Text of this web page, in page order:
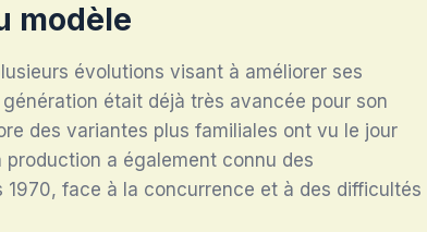
modèle
évolutions visant à améliorer ses
était déjà très avancée pour son
des variantes plus familiales ont vu le jour
a également connu des
face à la concurrence et à des difficultés